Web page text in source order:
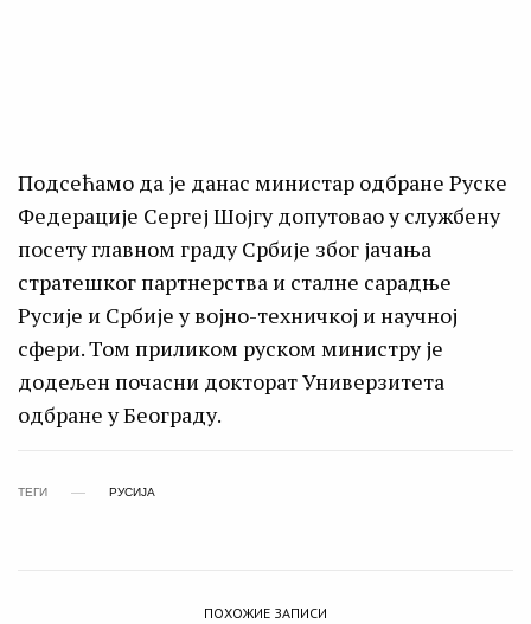
Подсећамо да је данас министар одбране Руске
Федерације Сергеј Шојгу допутовао у службену
посету главном граду Србије због јачања
стратешког партнерства и сталне сарадње
Русије и Србије у војно-техничкој и научној
сфери. Том приликом руском министру је
додељен почасни докторат Универзитета
одбране у Београду.
ТЕГИ РУСИЈА
ПОХОЖИЕ ЗАПИСИ